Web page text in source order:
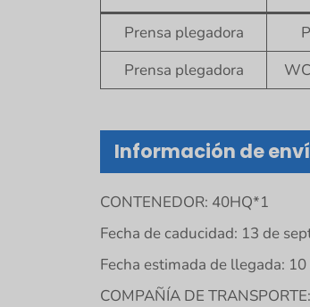
Prensa plegadora
Prensa plegadora
Información de
CONTENEDOR: 40HQ*1
Fecha de caducidad: 13 de
Fecha estimada de llegada:
COMPAÑÍA DE